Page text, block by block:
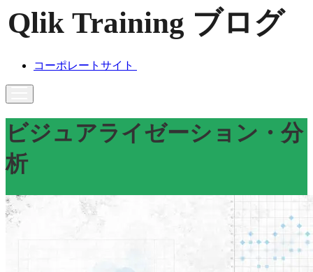
コーポレートサイト
ビジュアライゼーション・分
析